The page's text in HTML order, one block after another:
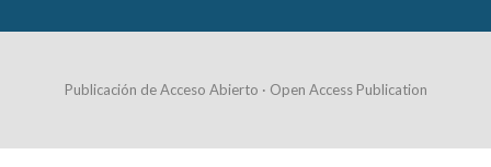
Publicación de Acceso Abierto · Open Access Publication